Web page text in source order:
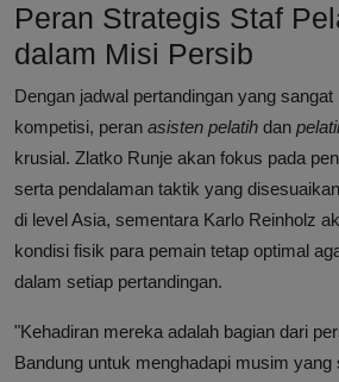
Peran Strategis Staf
dalam Misi Persib
Dengan jadwal pertandingan yang
kompetisi, peran asisten pelatih dan
krusial. Zlatko Runje akan fokus pada
serta pendalaman taktik yang
di level Asia, sementara Karlo Reinholz
kondisi fisik para pemain tetap optimal
dalam setiap pertandingan.
"Kehadiran mereka adalah bagian dari
Bandung untuk menghadapi musim yang